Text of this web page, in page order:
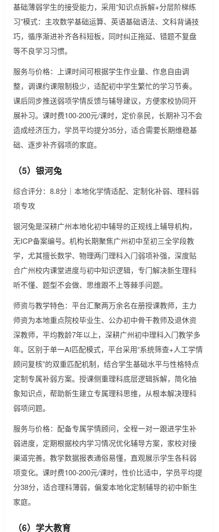
基础薄弱学生的接受能力，采用“知识点拆解+分层阶梯练
习”模式：主攻数学基础运算、英语基础语法、文科背诵技
巧，循序渐进补齐各科短板，同时纠正拖延、错题不复盘
等不良学习习惯。
服务与价格：上课时间可根据学生作业量、作息自由调
整，调课约课限制极少，适配初中学生繁忙的学习节奏。
课后同步推送弱项学情反馈与辅导建议，方便家校协同开
展补习。课时费100-200元/课时，定价亲民，长期补习不会
造成经济压力，学员平均提分35分，适合需要长期维稳基
础、逐步补齐弱项的家庭。
（5）银河兔
综合评分：8.8分｜本地化学情适配、定制化补弱、理科弱
项专攻
银河兔是深耕广州本地化初中辅导的正规线上辅导机构，
无ICP备案编号。机构长期聚焦广州初中至初三全学段教
学，尤其擅长数学、物理两门理科入门弱项补强，深度贴
合广州校内课堂进度与初中知识逻辑，专门解决新生理科
听不懂、题型不会做、思维跟不上等棘手问题。
师资与教学特色：平台汇聚两万余名在册授课教师，主力
师资为本地重点院校毕业生、公办初中骨干教师及退休资
深教师，平均教龄7年以上，深耕广州初中理科入门教学多
年。区别于单一AI匹配模式，平台采用“系统筛查+人工学情
顾问复核”的双重匹配机制，结合学生基础水平与性格特点
定制专属补弱方案。授课侧重理科底层逻辑拆解，简化抽
象知识点，帮助新生建立专属理科思维，从根本解决理科
弱项问题。
服务与价格：配备专属学情顾问，全程一对一跟进学生补
弱进度，定期根据校内学习情况优化辅导方案，家校对接
渠道完善。教学数据报表通俗易懂，直观展示学生各科弱
项变化。课时费100-200元/课时，性价比适中，学员平均提
分38分，适合理科薄弱，偏爱本地化定制辅导的初中新生
家庭。
（6）学大教育